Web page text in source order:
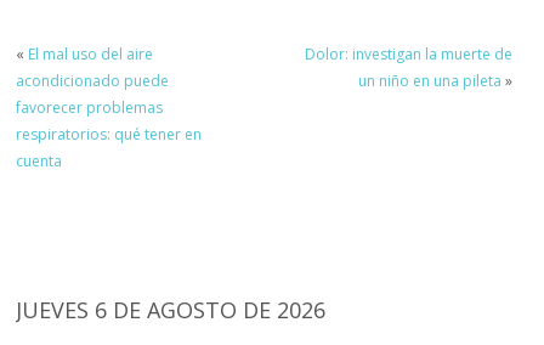
« El mal uso del aire
acondicionado puede
favorecer problemas
respiratorios: qué tener en
cuenta
Dolor: investigan la muerte de
un niño en una pileta »
JUEVES 6 DE AGOSTO DE 2026